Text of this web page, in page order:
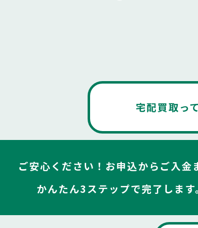
宅配買取っ
ご安心ください！お申込からご入金
かんたん3ステップで完了します